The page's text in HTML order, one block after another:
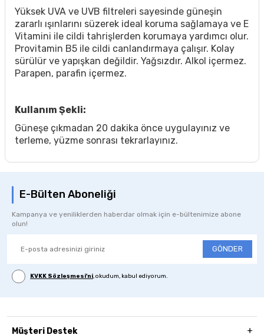
Yüksek UVA ve UVB filtreleri sayesinde güneşin
zararlı ışınlarını süzerek ideal koruma sağlamaya ve E
Vitamini ile cildi tahrişlerden korumaya yardımcı olur.
Provitamin B5 ile cildi canlandırmaya çalışır. Kolay
sürülür ve yapışkan değildir. Yağsızdır. Alkol içermez.
Parapen, parafin içermez.
Kullanım Şekli:
Güneşe çıkmadan 20 dakika önce uygulayınız ve
terleme, yüzme sonrası tekrarlayınız.
E-Bülten Aboneliği
Kampanya ve yeniliklerden haberdar olmak için e-bültenimize abone
olun!
GÖNDER
KVKK Sözleşmesi'ni, okudum, kabul ediyorum.
Müşteri Destek